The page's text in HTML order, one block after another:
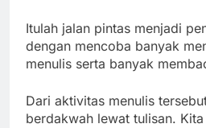
Itulah jalan pintas menjadi
dengan mencoba banyak
menulis serta banyak
Dari aktivitas menulis
berdakwah lewat tulisan.